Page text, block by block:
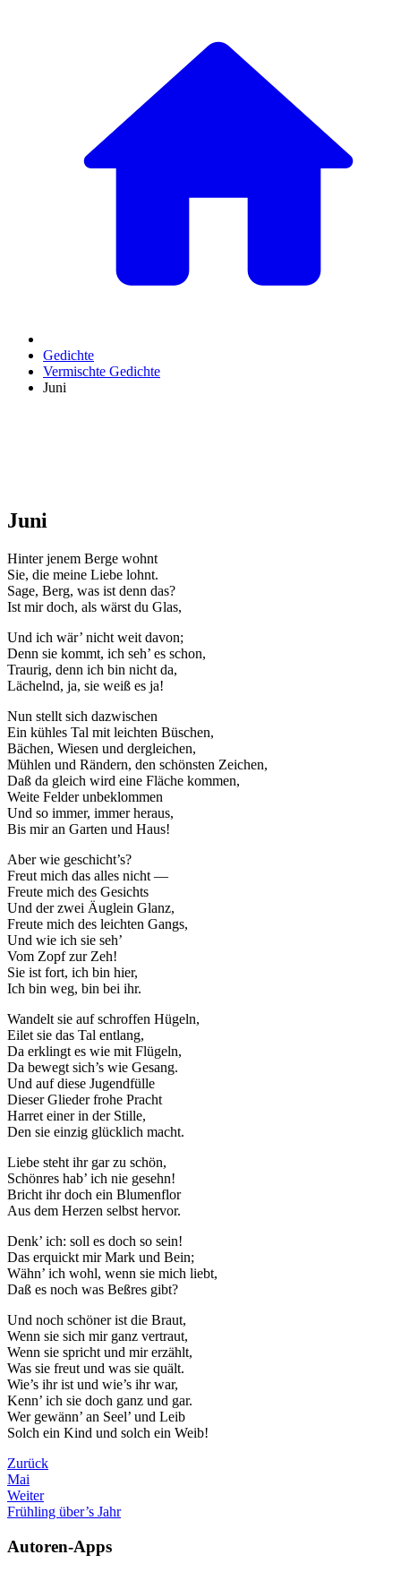
Gedichte
Vermischte Gedichte
Juni
Juni
Hinter jenem Berge wohnt
Sie, die meine Liebe lohnt.
Sage, Berg, was ist denn das?
Ist mir doch, als wärst du Glas,
Und ich wär’ nicht weit davon;
Denn sie kommt, ich seh’ es schon,
Traurig, denn ich bin nicht da,
Lächelnd, ja, sie weiß es ja!
Nun stellt sich dazwischen
Ein kühles Tal mit leichten Büschen,
Bächen, Wiesen und dergleichen,
Mühlen und Rändern, den schönsten Zeichen,
Daß da gleich wird eine Fläche kommen,
Weite Felder unbeklommen
Und so immer, immer heraus,
Bis mir an Garten und Haus!
Aber wie geschicht’s?
Freut mich das alles nicht —
Freute mich des Gesichts
Und der zwei Äuglein Glanz,
Freute mich des leichten Gangs,
Und wie ich sie seh’
Vom Zopf zur Zeh!
Sie ist fort, ich bin hier,
Ich bin weg, bin bei ihr.
Wandelt sie auf schroffen Hügeln,
Eilet sie das Tal entlang,
Da erklingt es wie mit Flügeln,
Da bewegt sich’s wie Gesang.
Und auf diese Jugendfülle
Dieser Glieder frohe Pracht
Harret einer in der Stille,
Den sie einzig glücklich macht.
Liebe steht ihr gar zu schön,
Schönres hab’ ich nie gesehn!
Bricht ihr doch ein Blumenflor
Aus dem Herzen selbst hervor.
Denk’ ich: soll es doch so sein!
Das erquickt mir Mark und Bein;
Wähn’ ich wohl, wenn sie mich liebt,
Daß es noch was Beßres gibt?
Und noch schöner ist die Braut,
Wenn sie sich mir ganz vertraut,
Wenn sie spricht und mir erzählt,
Was sie freut und was sie quält.
Wie’s ihr ist und wie’s ihr war,
Kenn’ ich sie doch ganz und gar.
Wer gewänn’ an Seel’ und Leib
Solch ein Kind und solch ein Weib!
Zurück
Mai
Weiter
Frühling über’s Jahr
Autoren-Apps